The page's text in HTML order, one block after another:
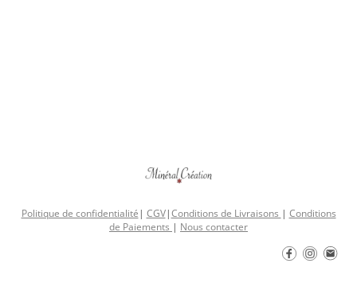
Politique de confidentialité | CGV|Conditions de Livraisons | Conditions
de Paiements | Nous contacter